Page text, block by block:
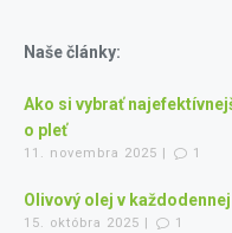
Naše články:
Ako si vybrať
o pleť
11. novembra 2025 | 1
Olivový olej v
15. októbra 2025 | 1